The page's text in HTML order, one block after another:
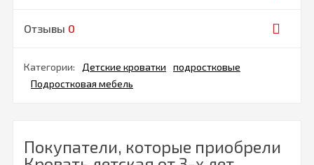
Отзывы 0
Категории: Детские кроватки
подростковые
Подростковая мебель
Покупатели, которые приобрели